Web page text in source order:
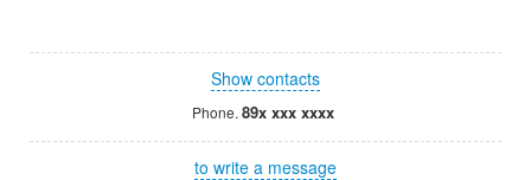
Show contacts
Phone. 89x xxx xxxx
to write a message